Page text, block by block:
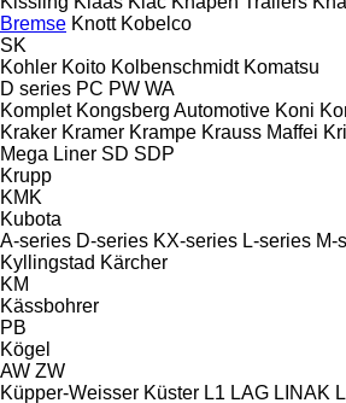
Bremse Knott Kobelco
SK
Kohler Koito Kolbenschmidt Komatsu
D series PC PW WA
Komplet Kongsberg Automotive Koni
Kraker Kramer Krampe Krauss Maffei
Mega Liner SD SDP
Krupp
KMK
Kubota
A-series D-series KX-series L-series M-
Kyllingstad Kärcher
KM
Kässbohrer
PB
Kögel
AW ZW
Küpper-Weisser Küster L1 LAG LINAK